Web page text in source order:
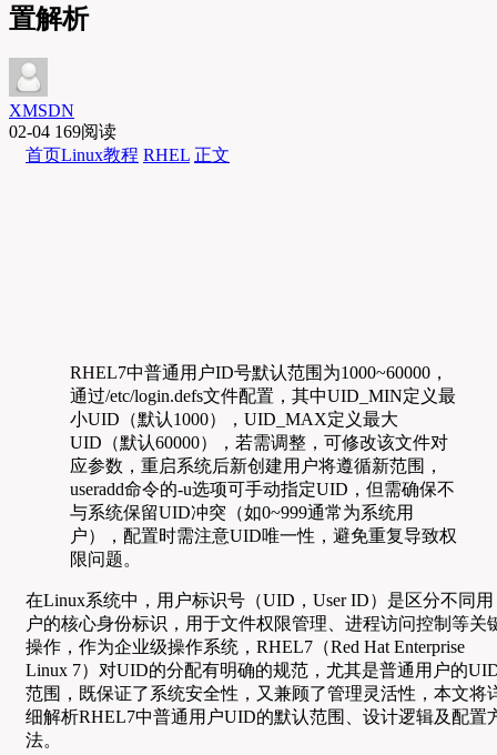
置解析
XMSDN
02-04 169阅读
首页Linux教程 RHEL 正文
RHEL7中普通用户ID号默认范围为1000~60000，
通过/etc/login.defs文件配置，其中UID_MIN定义最
小UID（默认1000），UID_MAX定义最大
UID（默认60000），若需调整，可修改该文件对
应参数，重启系统后新创建用户将遵循新范围，
useradd命令的-u选项可手动指定UID，但需确保不
与系统保留UID冲突（如0~999通常为系统用
户），配置时需注意UID唯一性，避免重复导致权
限问题。
在Linux系统中，用户标识号（UID，User ID）是区分不同用
户的核心身份标识，用于文件权限管理、进程访问控制等关
操作，作为企业级操作系统，RHEL7（Red Hat Enterprise
Linux 7）对UID的分配有明确的规范，尤其是普通用户的
范围，既保证了系统安全性，又兼顾了管理灵活性，本文将
细解析RHEL7中普通用户UID的默认范围、设计逻辑及配置
法。